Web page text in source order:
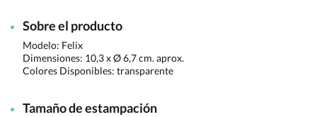
Sobre el producto
Modelo: Felix
Dimensiones: 10,3 x Ø 6,7 cm. aprox.
Colores Disponibles: transparente
Tamaño de estampación